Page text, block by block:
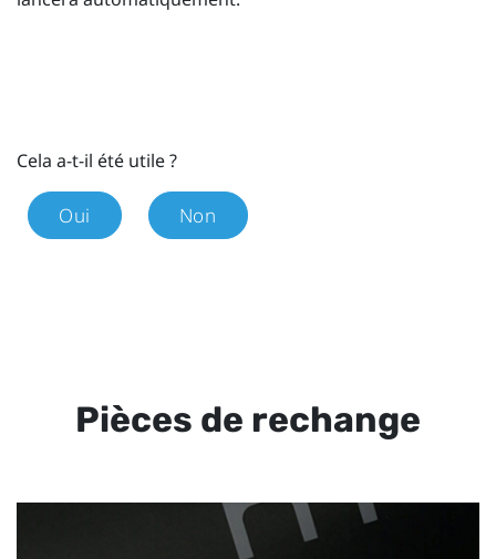
Cela a-t-il été utile ?
Oui Non
Pièces de rechange